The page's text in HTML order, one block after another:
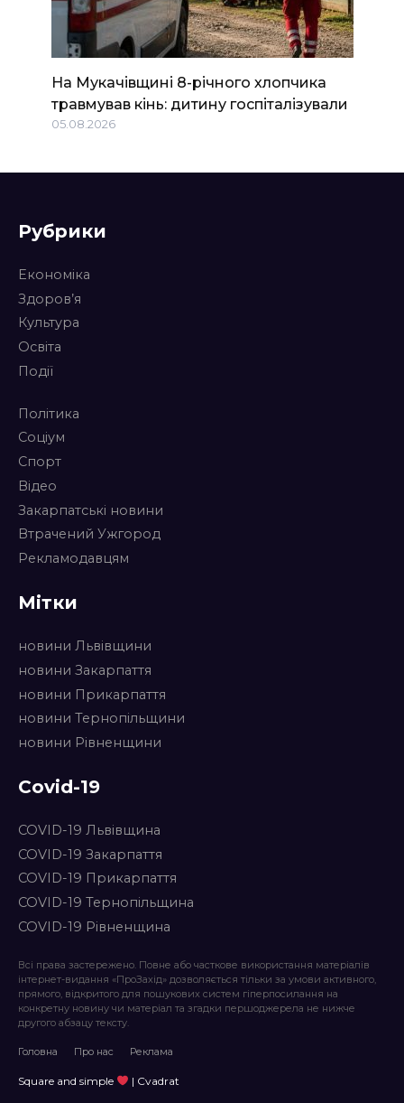
На Мукачівщині 8-річного хлопчика
травмував кінь: дитину госпіталізували
05.08.2026
Рубрики
Економіка
Здоров’я
Культура
Освіта
Події
Політика
Соціум
Спорт
Відео
Закарпатські новини
Втрачений Ужгород
Рекламодавцям
Мітки
новини Львівщини
новини Закарпаття
новини Прикарпаття
новини Тернопільщини
новини Рівненщини
Covid-19
COVID-19 Львівщина
COVID-19 Закарпаття
COVID-19 Прикарпаття
COVID-19 Тернопільщина
COVID-19 Рівненщина
Всі права застережено. Повне або часткове використання матеріалів
інтернет-видання «ПроЗахід» дозволяється тільки за умови активного,
прямого, відкритого для пошукових систем гіперпосилання на
конкретну новину чи матеріал та згадки першоджерела не нижче
другого абзацу тексту.
Головна Про нас Реклама
Square and simple | Cvadrat